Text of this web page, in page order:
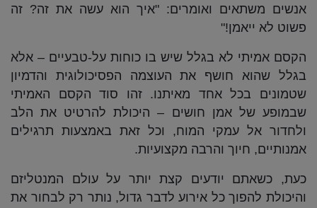
אנשים משתאים ואומרים: "איך הוא עשה את זה? זה
פשוט לא ייאמן!"
הקסם אמיתי לא בגלל שיש בו כוחות על-טבעיים – אלא
בגלל שהוא חושף את העוצמה הפסיכולוגית והדמיון
שטמונים בכל אחד מאיתנו. זהו סוד הקסם האמיתי
שבמופע של אמן חושים – היכולת להרטיט את הלב
ולחדור אל עמקי המוח, וכל זאת באמצעות תרגילים
אמנותיים, חיוך והרבה מקצועיות.
כעת, כשאתם יודעים קצת יותר על עולם המנטליזם
והיכולת להפוך כל אירוע לדבר גדול, נותר רק לבחור את